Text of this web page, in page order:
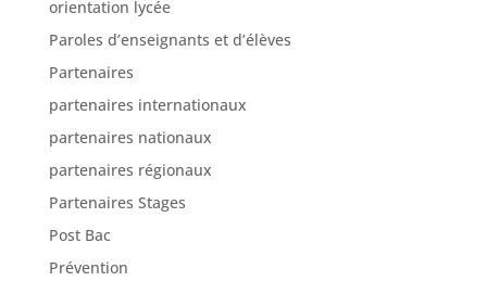
orientation lycée
Paroles d’enseignants et d’élèves
Partenaires
partenaires internationaux
partenaires nationaux
partenaires régionaux
Partenaires Stages
Post Bac
Prévention